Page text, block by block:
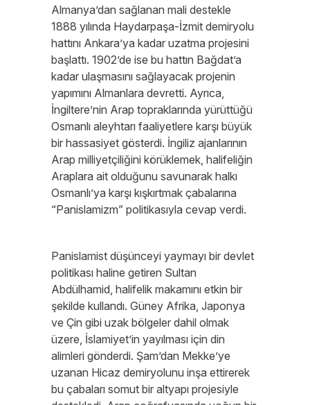
Almanya’dan sağlanan mali destekle
1888 yılında Haydarpaşa-İzmit demiryolu
hattını Ankara’ya kadar uzatma projesini
başlattı. 1902’de ise bu hattın Bağdat’a
kadar ulaşmasını sağlayacak projenin
yapımını Almanlara devretti. Ayrıca,
İngiltere’nin Arap topraklarında yürüttüğü
Osmanlı aleyhtarı faaliyetlere karşı büyük
bir hassasiyet gösterdi. İngiliz ajanlarının
Arap milliyetçiliğini körüklemek, halifeliğin
Araplara ait olduğunu savunarak halkı
Osmanlı’ya karşı kışkırtmak çabalarına
“Panislamizm” politikasıyla cevap verdi.
Panislamist düşünceyi yaymayı bir devlet
politikası haline getiren Sultan
Abdülhamid, halifelik makamını etkin bir
şekilde kullandı. Güney Afrika, Japonya
ve Çin gibi uzak bölgeler dahil olmak
üzere, İslamiyet’in yayılması için din
alimleri gönderdi. Şam’dan Mekke’ye
uzanan Hicaz demiryolunu inşa ettirerek
bu çabaları somut bir altyapı projesiyle